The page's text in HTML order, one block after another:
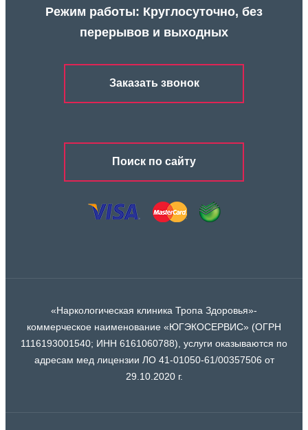
Режим работы: Круглосуточно, без
перерывов и выходных
Заказать звонок
Поиск по сайту
«Наркологическая клиника Тропа Здоровья»-
коммерческое наименование «ЮГЭКОСЕРВИС» (ОГРН
1116193001540; ИНН 6161060788), услуги оказываются по
адресам мед лицензии ЛО 41-01050-61/00357506 от
29.10.2020 г.